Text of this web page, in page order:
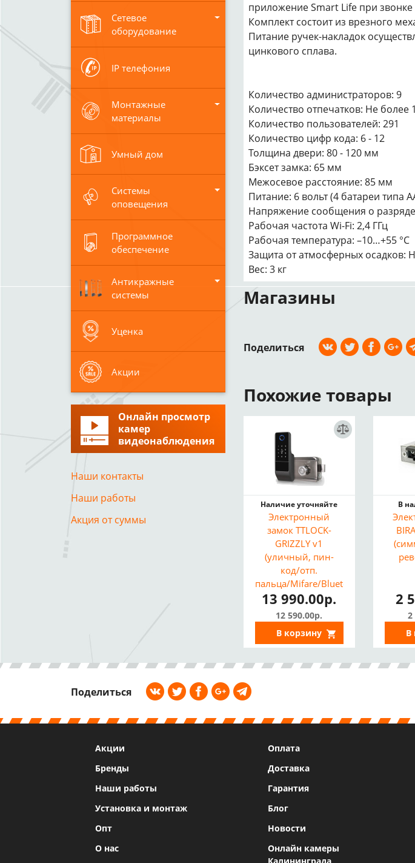
Сетевое
оборудование
IP телефония
Монтажные
материалы
Умный дом
Системы
оповещения
Программное
обеспечение
Антикражные
системы
Уценка
Акции
Онлайн просмотр
камер
видеонаблюдения
Наши контакты
Наши работы
Акция от суммы
приложение Smart Life при звонке
Комплект состоит из врезного
Питание ручек-накладок
цинкового сплава.
Количество администраторов: 9
Количество отпечатков: Не более
Количество пользователей: 291
Количество цифр кода: 6 - 12
Толщина двери: 80 - 120 мм
Бэксет замка: 65 мм
Межосевое расстояние: 85 мм
Питание: 6 вольт (4 батареи типа
Напряжение сообщения о
Рабочая частота Wi-Fi: 2,4 ГГц
Рабочая температура: –10…+55 °С
Защита от атмосферных осадков:
Вес: 3 кг
Магазины
Поделиться
Похожие товары
Наличие уточняйте
Электронный
замок TTLOCK-
GRIZZLY v1
(уличный, пин-
код/отп.
пальца/Mifare/Bluetooth,
TTLock)
13 990.00р.
12 590.00р.
В корзину
В
2
2
В
Поделиться
Акции
Бренды
Наши работы
Установка и монтаж
Опт
О нас
Оплата
Доставка
Гарантия
Блог
Новости
Онлайн камеры